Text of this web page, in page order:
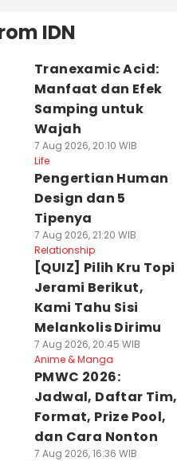
IDN
Tranexamic Acid:
Manfaat dan Efek
Samping untuk
Wajah
7 Aug 2026, 20:10 WIB
Life
Pengertian Human
Design dan 5
Tipenya
7 Aug 2026, 21:20 WIB
Relationship
[QUIZ] Pilih Kru Topi
Jerami Berikut,
Kami Tahu Sisi
Melankolis Dirimu
7 Aug 2026, 20:45 WIB
Anime & Manga
PMWC 2026:
Jadwal, Daftar Tim,
Format, Prize Pool,
dan Cara Nonton
7 Aug 2026, 16:36 WIB